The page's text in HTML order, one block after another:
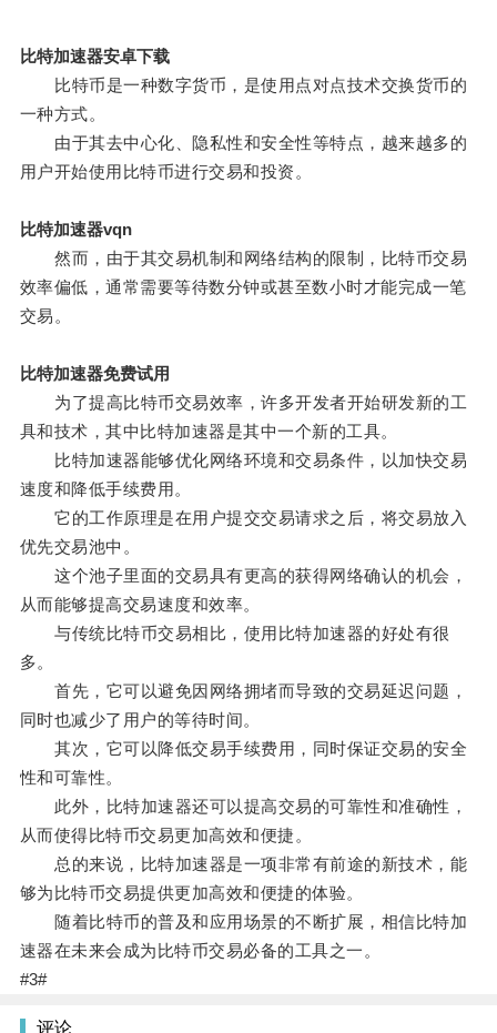
比特加速器安卓下载
比特币是一种数字货币，是使用点对点技术交换货币的
一种方式。
由于其去中心化、隐私性和安全性等特点，越来越多的
用户开始使用比特币进行交易和投资。
比特加速器vqn
然而，由于其交易机制和网络结构的限制，比特币交易
效率偏低，通常需要等待数分钟或甚至数小时才能完成一笔
交易。
比特加速器免费试用
为了提高比特币交易效率，许多开发者开始研发新的工
具和技术，其中比特加速器是其中一个新的工具。
比特加速器能够优化网络环境和交易条件，以加快交易
速度和降低手续费用。
它的工作原理是在用户提交交易请求之后，将交易放入
优先交易池中。
这个池子里面的交易具有更高的获得网络确认的机会，
从而能够提高交易速度和效率。
与传统比特币交易相比，使用比特加速器的好处有很
多。
首先，它可以避免因网络拥堵而导致的交易延迟问题，
同时也减少了用户的等待时间。
其次，它可以降低交易手续费用，同时保证交易的安全
性和可靠性。
此外，比特加速器还可以提高交易的可靠性和准确性，
从而使得比特币交易更加高效和便捷。
总的来说，比特加速器是一项非常有前途的新技术，能
够为比特币交易提供更加高效和便捷的体验。
随着比特币的普及和应用场景的不断扩展，相信比特加
速器在未来会成为比特币交易必备的工具之一。
#3#
评论